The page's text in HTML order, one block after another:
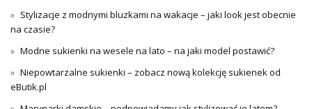
Stylizacje z modnymi bluzkami na wakacje – jaki look jest obecnie
na czasie?
Modne sukienki na wesele na lato – na jaki model postawić?
Niepowtarzalne sukienki – zobacz nową kolekcję sukienek od
eButik.pl